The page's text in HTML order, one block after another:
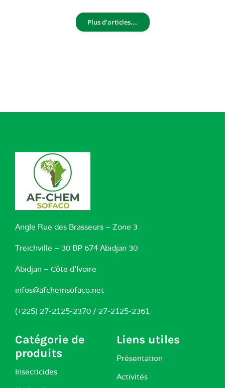
Plus d’articles….
Angle Rue des Brasseurs – Zone 3
Treichville – 30 BP 674 Abidjan 30
Abidjan – Côte d’Ivoire
infos@afchemsofaco.net
(+225) 27-2125-2370 / 27-2125-2361
Catégorie de
produits
Insecticides
Liens utiles
Présentation
Activités